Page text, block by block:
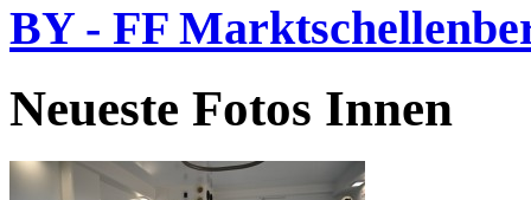
BY - FF
Neueste Fotos Innen